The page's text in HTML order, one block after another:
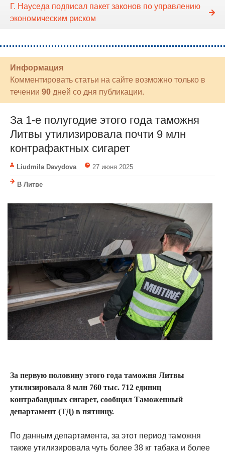
Г. Науседа подписал пакет законов по управлению
экономическим риском
Информация
Комментировать статьи на сайте возможно только в
течении 90 дней со дня публикации.
За 1-е полугодие этого года таможня
Литвы утилизировала почти 9 млн
контрафактных сигарет
Liudmila Davydova 27 июня 2025
В Литве
За первую половину этого года таможня Литвы
утилизировала 8 млн 760 тыс. 712 единиц
контрабандных сигарет, сообщил Таможенный
департамент (ТД) в пятницу.
По данным департамента, за этот период таможня
также утилизировала чуть более 38 кг табака и более